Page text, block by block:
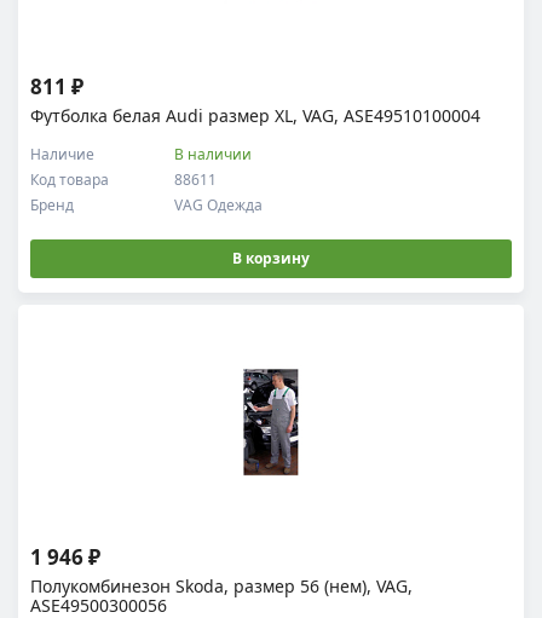
Футболка белая Audi размер XL, VAG, ASE49510100004
Код товара 88611
Наличие В наличии
Бренд VAG Одежда
811 ₽
В корзину
Полукомбинезон Skoda, размер 56 (нем), VAG,
ASE49500300056
1 946 ₽